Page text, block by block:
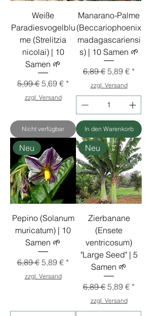
Weiße
Paradiesvogelblu
me (Strelitzia
nicolai) | 10
Samen 🌱
Standardpreis
5,99 € Sale-Preis
5,69 €
zzgl. Versand
Nicht verfügbar
Manarano-Palme
(Beccariophoenix
madagascariensi
s) | 10 Samen 🌱
Standardpreis
6,89 € Sale-Preis
5,89 €
zzgl. Versand
In den Warenkorb
Neu
Pepino (Solanum
muricatum) | 10
Samen 🌱
Standardpreis
6,89 € Sale-Preis
5,89 €
zzgl. Versand
Neu
Zierbanane
(Ensete
ventricosum)
"Large Seed" | 5
Samen 🌱
Standardpreis
6,89 € Sale-Preis
5,89 €
zzgl. Versand